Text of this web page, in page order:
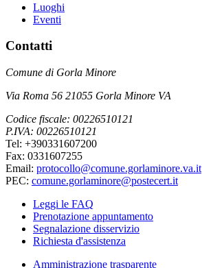
Luoghi
Eventi
Contatti
Comune di Gorla Minore
Via Roma 56 21055 Gorla Minore VA
Codice fiscale: 00226510121
P.IVA: 00226510121
Tel: +390331607200
Fax: 0331607255
Email: protocollo@comune.gorlaminore.va.it
PEC: comune.gorlaminore@postecert.it
Leggi le FAQ
Prenotazione appuntamento
Segnalazione disservizio
Richiesta d'assistenza
Amministrazione trasparente